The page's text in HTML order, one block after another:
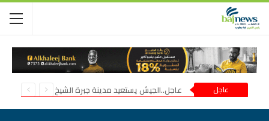
عاجل عاجل..الجيش يستعيد مدينة جبرة الشيخ في شمال كردفان